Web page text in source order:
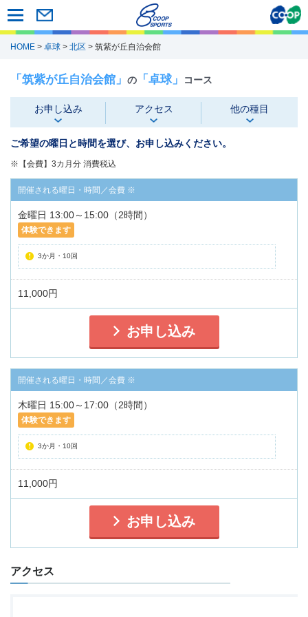
HOME > 卓球 > 北区 > 筑紫が丘自治会館
「筑紫が丘自治会館」 の 「卓球」 コース
お申し込み アクセス 他の種目
ご希望の曜日と時間を選び、お申し込みください。
※【会費】3カ月分 消費税込
金曜日 13:00～15:00（2時間）
体験できます
3か月・10回
11,000円
お申し込み
木曜日 15:00～17:00（2時間）
体験できます
3か月・10回
11,000円
お申し込み
アクセス